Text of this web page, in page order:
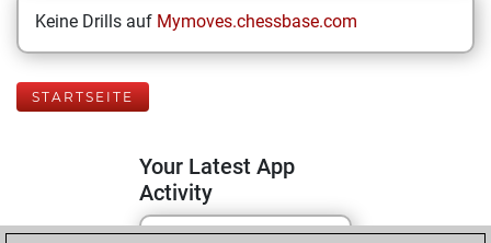
Keine Drills auf Mymoves.chessbase.com
STARTSEITE
Your Latest App
Activity